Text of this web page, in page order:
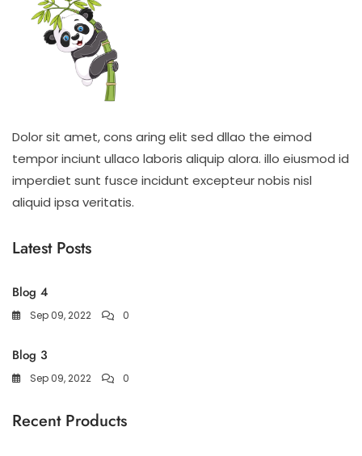
Dolor sit amet, cons aring elit sed dllao the eimod
tempor inciunt ullaco laboris aliquip alora. illo eiusmod id
imperdiet sunt fusce incidunt excepteur nobis nisl
aliquid ipsa veritatis.
Latest Posts
Blog 4
Sep 09, 2022 0
Blog 3
Sep 09, 2022 0
Recent Products